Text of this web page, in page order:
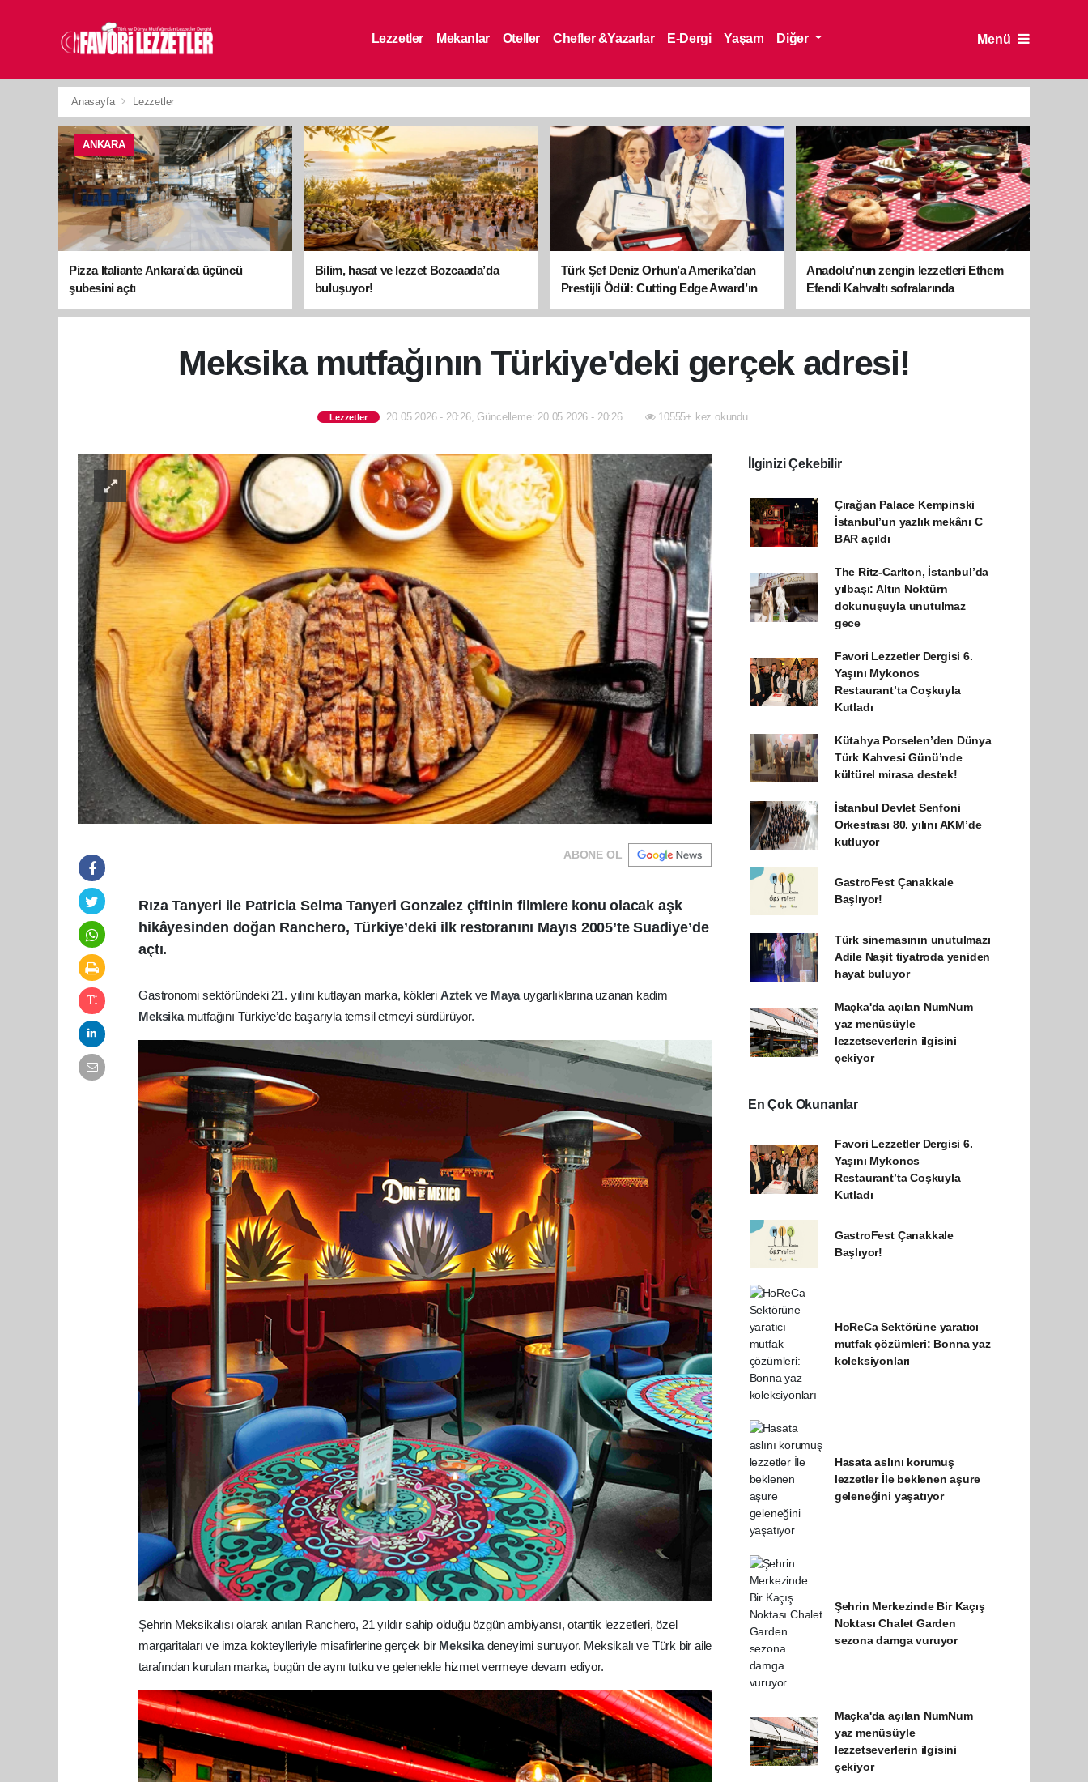
Lezzetler Mekanlar Oteller Chefler &Yazarlar E-Dergi Yaşam Diğer Menü
Anasayfa Lezzetler
ANKARA
Pizza Italiante Ankara’da üçüncü
şubesini açtı
Bilim, hasat ve lezzet Bozcaada’da
buluşuyor!
Türk Şef Deniz Orhun’a Amerika’dan
Prestijli Ödül: Cutting Edge Award’ın
sahibi oldu
Anadolu’nun zengin lezzetleri Ethem
Efendi Kahvaltı sofralarında
Meksika mutfağının Türkiye'deki gerçek adresi!
Lezzetler 20.05.2026 - 20:26, Güncelleme: 20.05.2026 - 20:26 10555+ kez okundu.
ABONE OL
Rıza Tanyeri ile Patricia Selma Tanyeri Gonzalez çiftinin filmlere konu olacak aşk
hikâyesinden doğan Ranchero, Türkiye’deki ilk restoranını Mayıs 2005’te Suadiye’de
açtı.
Gastronomi sektöründeki 21. yılını kutlayan marka, kökleri Aztek ve Maya uygarlıklarına uzanan kadim
Meksika mutfağını Türkiye’de başarıyla temsil etmeyi sürdürüyor.
Şehrin Meksikalısı olarak anılan Ranchero, 21 yıldır sahip olduğu özgün ambiyansı, otantik lezzetleri, özel
margaritaları ve imza kokteylleriyle misafirlerine gerçek bir Meksikadeneyimi sunuyor. Meksikalı ve Türk bir aile
tarafından kurulan marka, bugün de aynı tutku ve gelenekle hizmet vermeye devam ediyor.
İlginizi Çekebilir
Çırağan Palace Kempinski
İstanbul’un yazlık mekânı C
BAR açıldı
The Ritz-Carlton, İstanbul’da
yılbaşı: Altın Noktürn
dokunuşuyla unutulmaz
gece
Favori Lezzetler Dergisi 6.
Yaşını Mykonos
Restaurant’ta Coşkuyla
Kutladı
Kütahya Porselen’den Dünya
Türk Kahvesi Günü’nde
kültürel mirasa destek!
İstanbul Devlet Senfoni
Orkestrası 80. yılını AKM’de
kutluyor
GastroFest Çanakkale
Başlıyor!
Türk sinemasının unutulmazı
Adile Naşit tiyatroda yeniden
hayat buluyor
Maçka'da açılan NumNum
yaz menüsüyle
lezzetseverlerin ilgisini
çekiyor
En Çok Okunanlar
Favori Lezzetler Dergisi 6.
Yaşını Mykonos
Restaurant’ta Coşkuyla
Kutladı
GastroFest Çanakkale
Başlıyor!
HoReCa Sektörüne yaratıcı
mutfak çözümleri: Bonna yaz
koleksiyonları
Hasata aslını korumuş
lezzetler İle beklenen aşure
geleneğini yaşatıyor
Şehrin Merkezinde Bir Kaçış
Noktası Chalet Garden
sezona damga vuruyor
Maçka'da açılan NumNum
yaz menüsüyle
lezzetseverlerin ilgisini
çekiyor